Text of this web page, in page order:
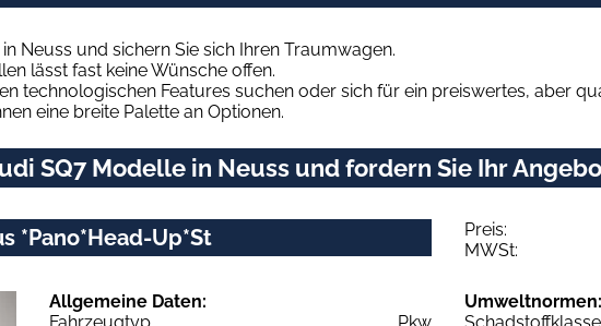
Neuss und sichern Sie sich Ihren Traumwagen.
lässt fast keine Wünsche offen.
technologischen Features suchen oder sich für ein preiswertes, aber
eine breite Palette an Optionen.
SQ7 Modelle in Neuss und fordern Sie Ihr
*Pano*Head-Up*St Preis:
MWSt:
Allgemeine Daten:
Fahrzeugtyp
Pkw
Umweltnormen:
Schadstoffklasse